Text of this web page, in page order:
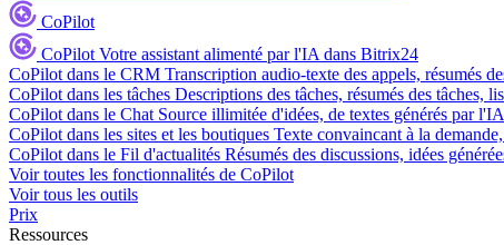
CoPilot
CoPilot Votre assistant alimenté par l'IA dans Bitrix24
CoPilot dans le CRM Transcription audio-texte des appels, résumés
CoPilot dans les tâches Descriptions des tâches, résumés des tâches,
CoPilot dans le Chat Source illimitée d'idées, de textes générés par
CoPilot dans les sites et les boutiques Texte convaincant à la
CoPilot dans le Fil d'actualités Résumés des discussions, idées
Voir toutes les fonctionnalités de CoPilot
Voir tous les outils
Prix
Ressources